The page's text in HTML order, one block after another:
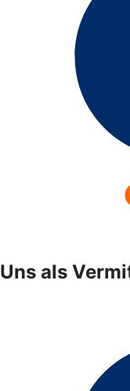
Uns als